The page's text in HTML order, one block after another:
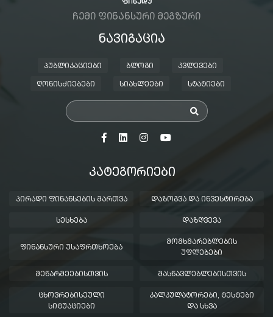
ᲩᲔᲛᲘ ᲤᲘᲜᲐᲜᲡᲣᲠᲘ ᲛᲔᲒᲖᲣᲠᲘ
ᲜᲐᲕᲘᲒᲐᲪᲘᲐ
ᲞᲣᲑᲚᲘᲙᲐᲪᲘᲔᲑᲘ ᲑᲚᲝᲒᲘ ᲙᲕᲚᲔᲕᲔᲑᲘ
ᲦᲝᲜᲘᲡᲫᲘᲔᲑᲔᲑᲘ ᲡᲘᲐᲮᲚᲔᲔᲑᲘ ᲡᲢᲐᲢᲘᲔᲑᲘ
ᲙᲐᲢᲔᲒᲝᲠᲘᲔᲑᲘ
ᲞᲘᲠᲐᲓᲘ ᲤᲘᲜᲐᲜᲡᲔᲑᲘᲡ ᲛᲐᲠᲗᲕᲐ ᲓᲐᲖᲝᲒᲕᲐ ᲓᲐ ᲘᲜᲕᲔᲡᲢᲘᲠᲔᲑᲐ
ᲡᲔᲡᲮᲔᲑᲐ ᲓᲐᲖᲦᲕᲔᲕᲐ
ᲤᲘᲜᲐᲜᲡᲣᲠᲘ ᲣᲡᲐᲤᲠᲗᲮᲝᲔᲑᲐ
ᲛᲝᲛᲮᲛᲐᲠᲔᲑᲚᲔᲑᲘᲡ
ᲣᲤᲚᲔᲑᲔᲑᲘ
ᲛᲔᲬᲐᲠᲛᲔᲔᲑᲘᲡᲗᲕᲘᲡ ᲛᲐᲡᲬᲐᲕᲚᲔᲑᲚᲔᲑᲘᲡᲗᲕᲘᲡ
ᲪᲮᲝᲕᲠᲔᲑᲘᲡᲔᲣᲚᲘ
ᲡᲘᲢᲣᲐᲪᲘᲔᲑᲘ
ᲙᲐᲚᲙᲣᲚᲐᲢᲝᲠᲔᲑᲘ, ᲢᲔᲡᲢᲔᲑᲘ
ᲓᲐ ᲡᲮᲕᲐ